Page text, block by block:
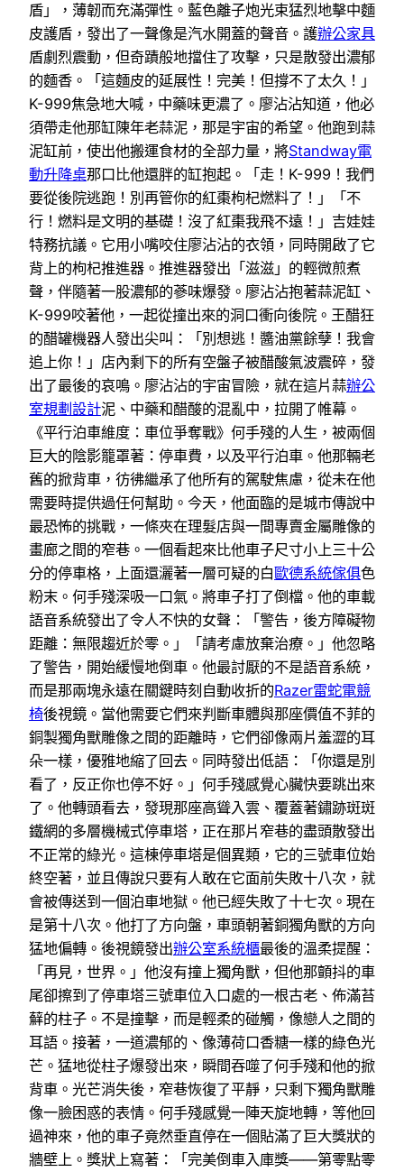
盾」，薄韌而充滿彈性。藍色離子炮光束猛烈地擊中麵
皮護盾，發出了一聲像是汽水開蓋的聲音。護辦公家具
盾劇烈震動，但奇蹟般地擋住了攻擊，只是散發出濃郁
的麵香。「這麵皮的延展性！完美！但撐不了太久！」
K-999焦急地大喊，中藥味更濃了。廖沾沾知道，他必
須帶走他那缸陳年老蒜泥，那是宇宙的希望。他跑到蒜
泥缸前，使出他搬運食材的全部力量，將Standway電
動升降桌那口比他還胖的缸抱起。「走！K-999！我們
要從後院逃跑！別再管你的紅棗枸杞燃料了！」「不
行！燃料是文明的基礎！沒了紅棗我飛不遠！」吉娃娃
特務抗議。它用小嘴咬住廖沾沾的衣領，同時開啟了它
背上的枸杞推進器。推進器發出「滋滋」的輕微煎煮
聲，伴隨著一股濃郁的蔘味爆發。廖沾沾抱著蒜泥缸、
K-999咬著他，一起從撞出來的洞口衝向後院。王醋狂
的醋罐機器人發出尖叫：「別想逃！醬油黨餘孽！我會
追上你！」店內剩下的所有空盤子被醋酸氣波震碎，發
出了最後的哀鳴。廖沾沾的宇宙冒險，就在這片蒜辦公
室規劃設計泥、中藥和醋酸的混亂中，拉開了帷幕。
《平行泊車維度：車位爭奪戰》何手殘的人生，被兩個
巨大的陰影籠罩著：停車費，以及平行泊車。他那輛老
舊的掀背車，彷彿繼承了他所有的駕駛焦慮，從未在他
需要時提供過任何幫助。今天，他面臨的是城市傳說中
最恐怖的挑戰，一條夾在理髮店與一間專賣金屬雕像的
畫廊之間的窄巷。一個看起來比他車子尺寸小上三十公
分的停車格，上面還灑著一層可疑的白歐德系統傢俱色
粉末。何手殘深吸一口氣。將車子打了倒檔。他的車載
語音系統發出了令人不快的女聲：「警告，後方障礙物
距離：無限趨近於零。」「請考慮放棄治療。」他忽略
了警告，開始緩慢地倒車。他最討厭的不是語音系統，
而是那兩塊永遠在關鍵時刻自動收折的Razer雷蛇電競
椅後視鏡。當他需要它們來判斷車體與那座價值不菲的
銅製獨角獸雕像之間的距離時，它們卻像兩片羞澀的耳
朵一樣，優雅地縮了回去。同時發出低語：「你還是別
看了，反正你也停不好。」何手殘感覺心臟快要跳出來
了。他轉頭看去，發現那座高聳入雲、覆蓋著鏽跡斑斑
鐵網的多層機械式停車塔，正在那片窄巷的盡頭散發出
不正常的綠光。這棟停車塔是個異類，它的三號車位始
終空著，並且傳說只要有人敢在它面前失敗十八次，就
會被傳送到一個泊車地獄。他已經失敗了十七次。現在
是第十八次。他打了方向盤，車頭朝著銅獨角獸的方向
猛地偏轉。後視鏡發出辦公室系統櫃最後的溫柔提醒：
「再見，世界。」他沒有撞上獨角獸，但他那顫抖的車
尾卻擦到了停車塔三號車位入口處的一根古老、佈滿苔
蘚的柱子。不是撞擊，而是輕柔的碰觸，像戀人之間的
耳語。接著，一道濃郁的、像薄荷口香糖一樣的綠色光
芒。猛地從柱子爆發出來，瞬間吞噬了何手殘和他的掀
背車。光芒消失後，窄巷恢復了平靜，只剩下獨角獸雕
像一臉困惑的表情。何手殘感覺一陣天旋地轉，等他回
過神來，他的車子竟然垂直停在一個貼滿了巨大獎狀的
牆壁上。獎狀上寫著：「完美倒車入庫獎——第零點零